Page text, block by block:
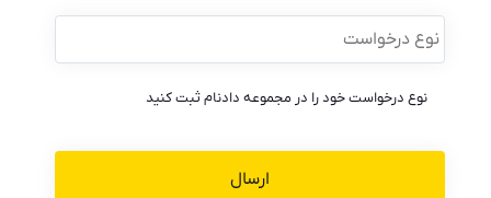
نوع
درخواست *
نوع درخواست خود را در مجموعه دادنام ثبت کنید